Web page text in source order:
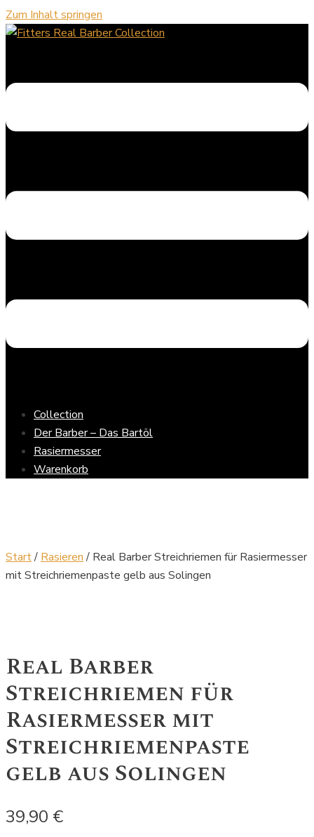
Zum Inhalt springen
Collection
Der Barber – Das Bartöl
Rasiermesser
Warenkorb
Start/ Rasieren/ Real Barber Streichriemen für Rasiermesser
mit Streichriemenpaste gelb aus Solingen
Real Barber
Streichriemen für
Rasiermesser mit
Streichriemenpaste
gelb aus Solingen
39,90 €